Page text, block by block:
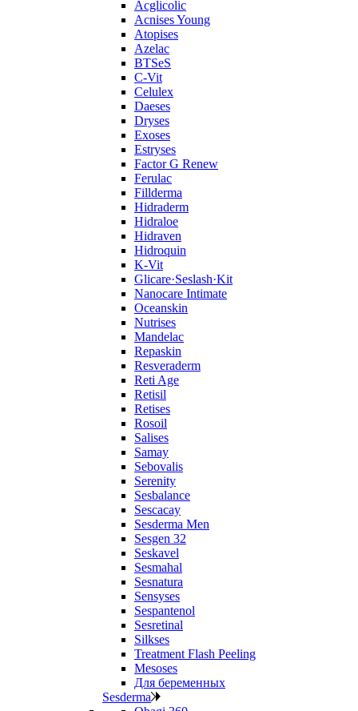
Acglicolic
Acnises Young
Atopises
Azelac
BTSeS
C‑Vit
Celulex
Daeses
Dryses
Exoses
Estryses
Factor G Renew
Ferulac
Fillderma
Hidraderm
Hidraloe
Hidraven
Hidroquin
K-Vit
Glicare·Seslash·Kit
Nanocare Intimate
Oceanskin
Nutrises
Mandelac
Repaskin
Resveraderm
Reti Age
Retisil
Retises
Rosoil
Salises
Samay
Sebovalis
Serenity
Sesbalance
Sescacay
Sesderma Men
Sesgen 32
Seskavel
Sesmahal
Sesnatura
Sensyses
Sespantenol
Sesretinal
Silkses
Treatment Flash Peeling
Mesoses
Для беременных
Sesderma